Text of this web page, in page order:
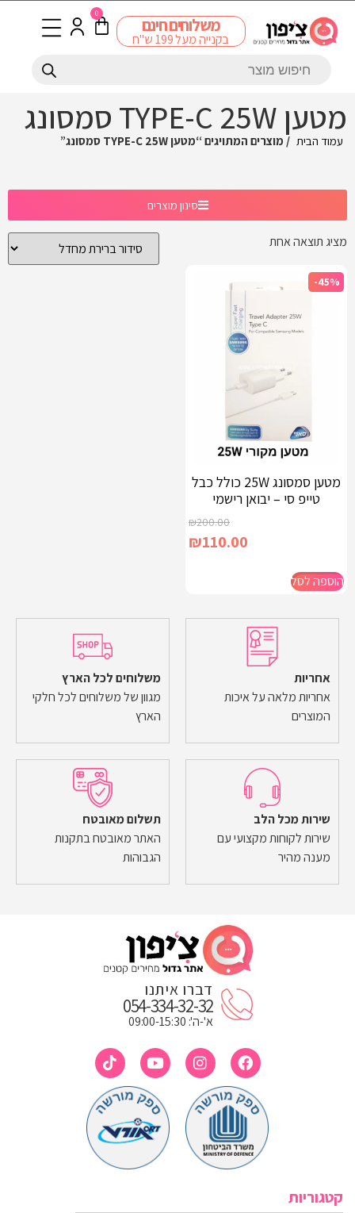
משלוחים חינם
בקנייה מעל 199 ש"ח
0
מטען TYPE-C 25W סמסונג
עמוד הבית / מוצרים המתויגים “מטען TYPE-C 25W סמסונג”
סינון מוצרים
מציג תוצאה אחת
-45%
מטען סמסונג 25W כולל כבל
טייפ סי – יבואן רישמי
₪200.00
₪110.00
הוספה לסל
אחריות
אחריות מלאה על איכות
המוצרים
משלוחים לכל הארץ
מגוון של משלוחים לכל חלקי
הארץ
שירות מכל הלב
שירות לקוחות מקצועי עם
מענה מהיר
תשלום מאובטח
האתר מאובטח בתקנות
הגבוהות
דברו איתנו
054-334-32-32
א'-ה': 09:00-15:30
קטגוריות